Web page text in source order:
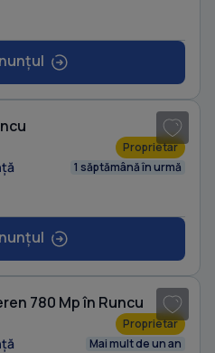
Proprietar
1 săptămână în urmă
780 Mp în Runcu
Proprietar
Mai mult de un an